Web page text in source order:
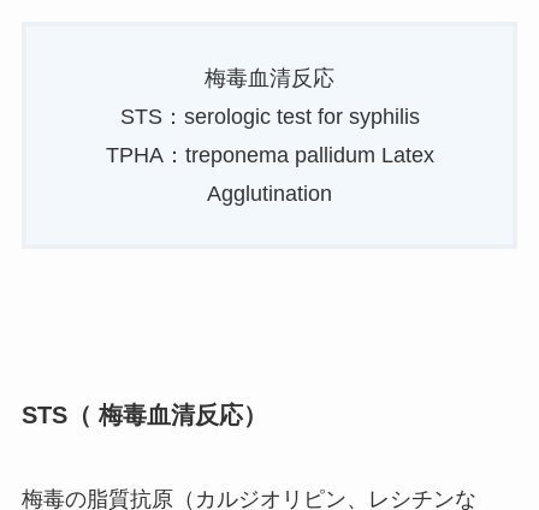
梅毒血清反応
STS：serologic test for syphilis
TPHA：treponema pallidum Latex
Agglutination
STS（ 梅毒血清反応）
梅毒の脂質抗原（カルジオリピン、レシチンな